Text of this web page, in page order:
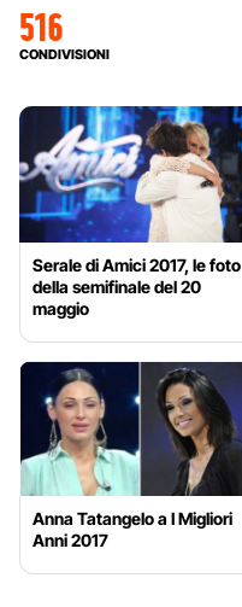
516
CONDIVISIONI
Serale di Amici 2017, le foto
della semifinale del 20
maggio
Anna Tatangelo a I Migliori
Anni 2017